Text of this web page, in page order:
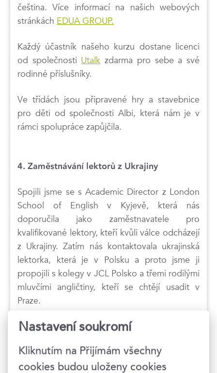
čeština. Více informací na našich webových
stránkách EDUA GROUP.
Každý účastník našeho kurzu dostane licenci
od společnosti Utalk zdarma pro sebe a své
rodinné příslušníky.
Ve třídách jsou připravené hry a stavebnice
pro děti od společnosti Albi, která nám je v
rámci spolupráce zapůjčila.
4. Zaměstnávání lektorů z Ukrajiny
Spojili jsme se s Academic Director z London
School of English v Kyjevě, která nás
doporučila jako zaměstnavatele pro
kvalifikované lektory, kteří kvůli válce odcházejí
z Ukrajiny. Zatím nás kontaktovala ukrajinská
lektorka, která je v Polsku a proto jsme ji
propojili s kolegy v JCL Polsko a třemi rodilými
mluvčími angličtiny, kteří se chtějí usadit v
Praze.
Hledáme také možnosti zaměstnání
republice.
Nastavení soukromí
Kliknutím na Přijímám všechny
cookies budou uloženy cookies